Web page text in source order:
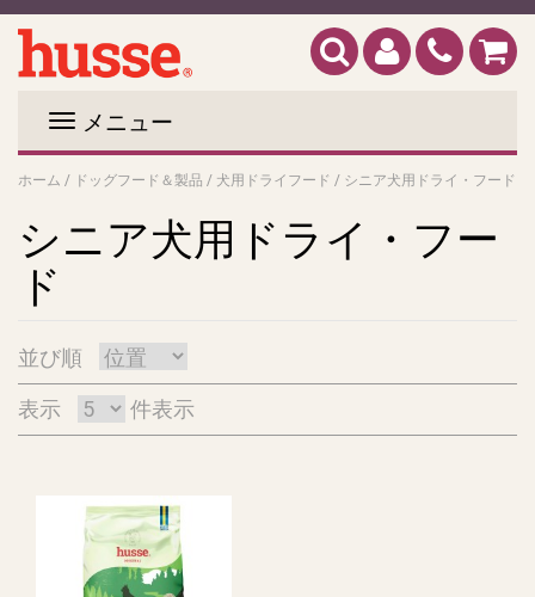
メニュー
ホーム / ドッグフード＆製品 / 犬用ドライフード / シニア犬用ドライ・フード
シニア犬用ドライ・フー
ド
並び順
表示 件表示